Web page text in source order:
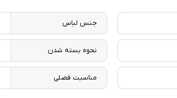
جنس لباس
نحوه بسته شدن
مناسبت فصلی